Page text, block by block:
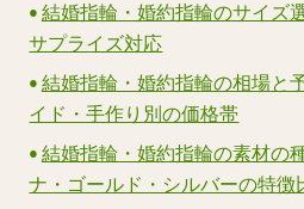
結婚指輪・婚約指輪のサイズ
サプライズ対応
結婚指輪・婚約指輪の相場と
イド・手作り別の価格帯
結婚指輪・婚約指輪の素材の
ナ・ゴールド・シルバーの特徴